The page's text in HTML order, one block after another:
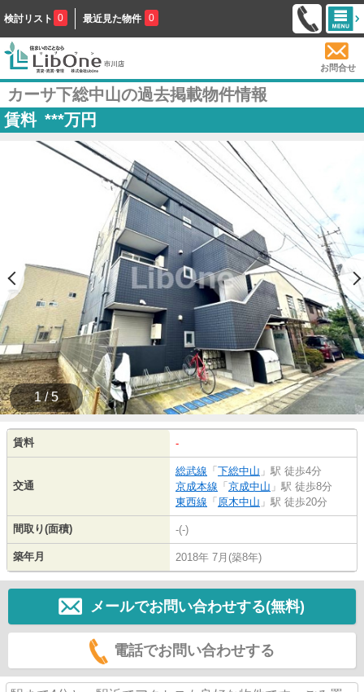
検討リスト 0 最近見た物件 0
お問合せ
カーサ下総中山の過去掲載物件情報
賃料 ***万円
1 / 5
賃料 -
交通
総武線 「 下総中山 」駅 徒歩4分
京成本線 「 京成中山 」駅 徒歩8分
東西線 「 原木中山 」駅 徒歩20分
間取り(面積) -(-)
築年月 2018年 7月(築8年)
メールでお問い合わせする(無料)
電話でお問い合わせする